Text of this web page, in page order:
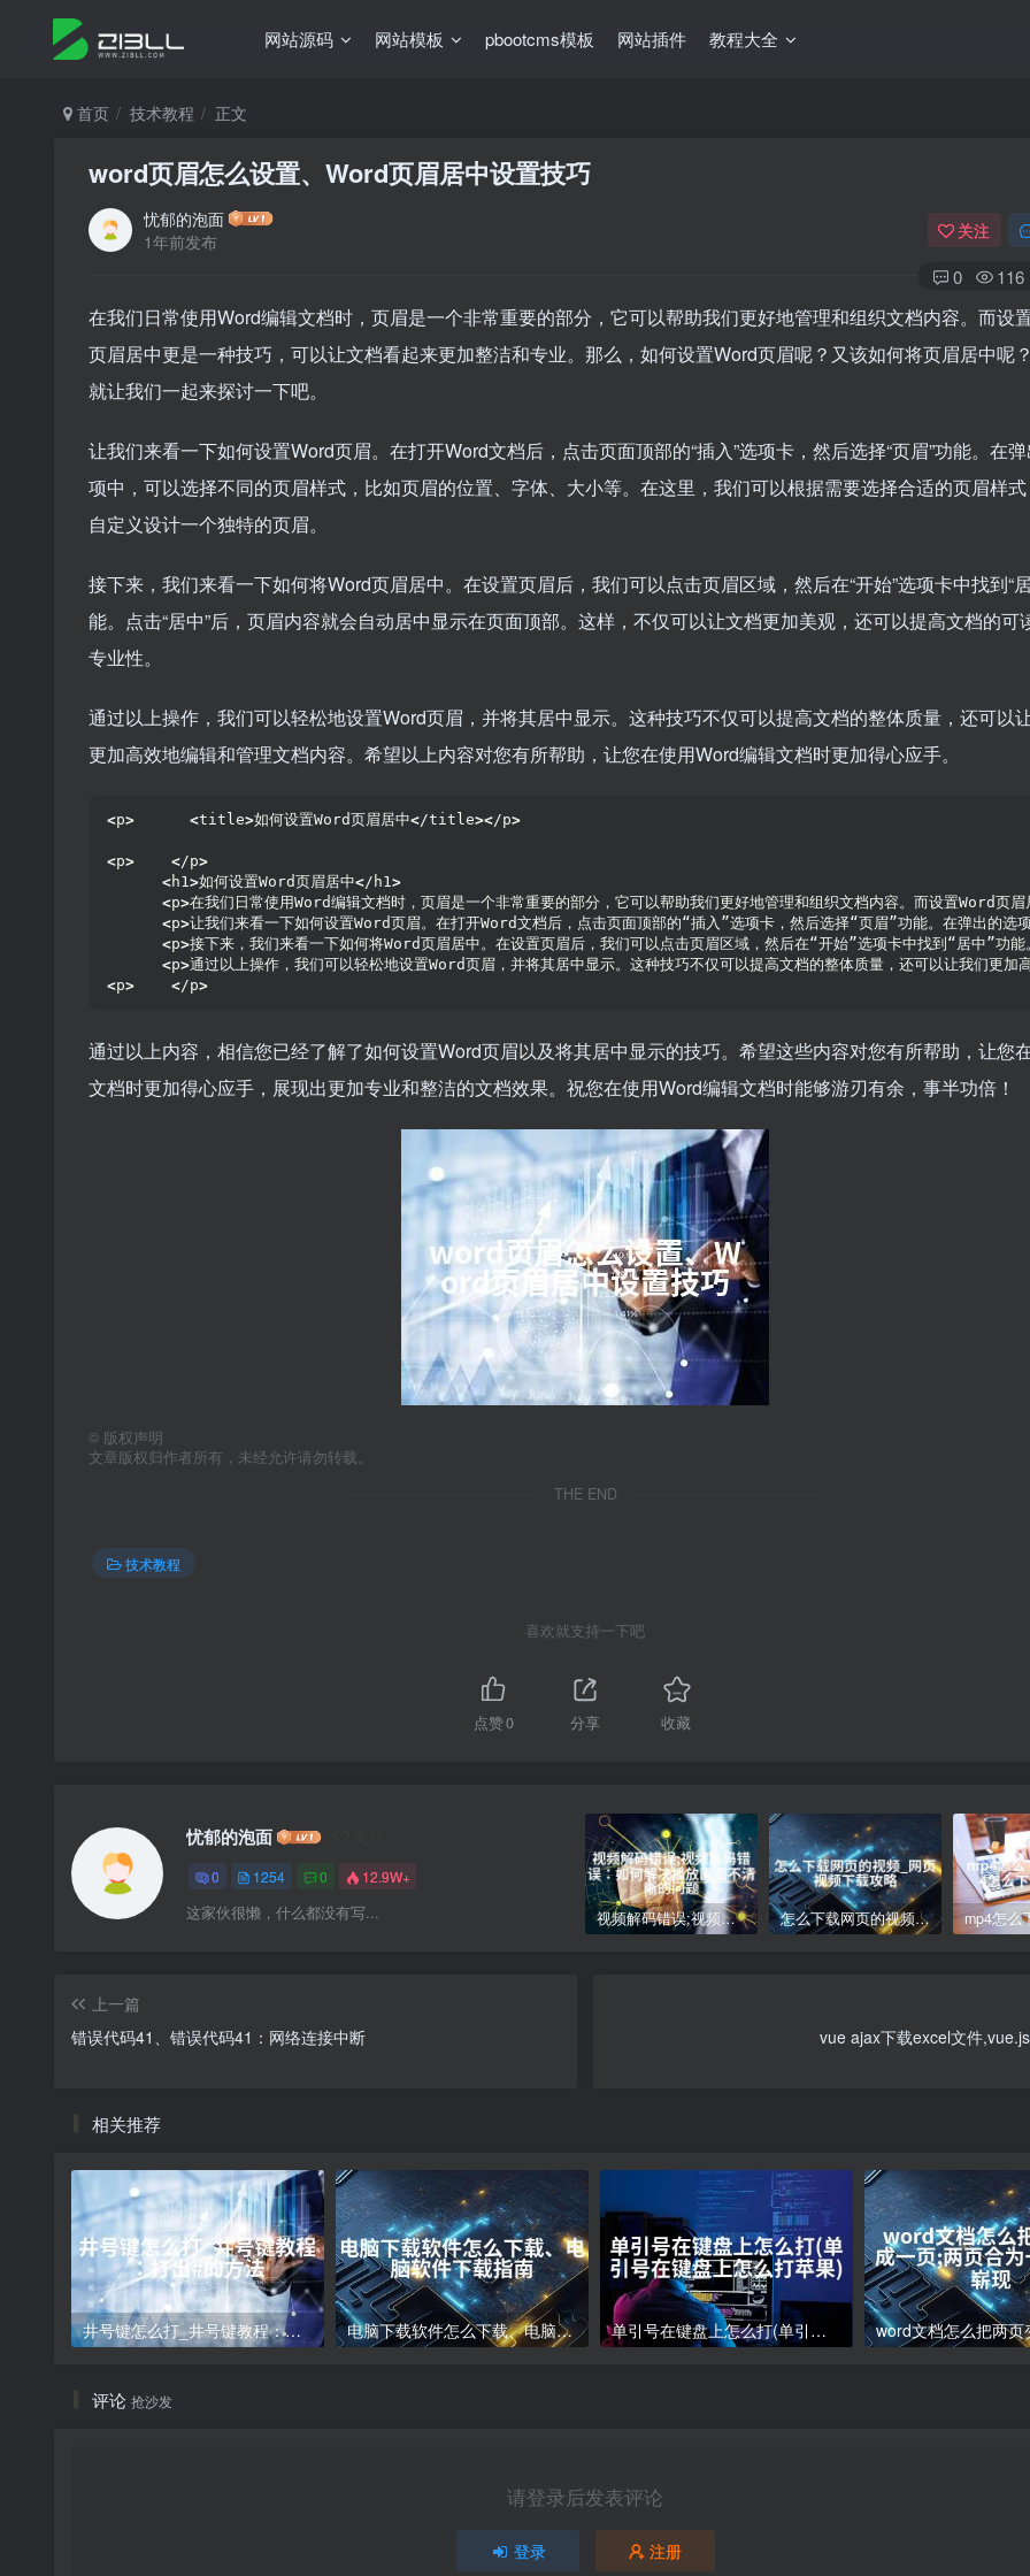
网站源码 网站模板 pbootcms模板 网站插件 教程大全
首页 技术教程 正文
word页眉怎么设置、Word页眉居中设置技巧
忧郁的泡面
1年前发布
关注
0 116
在我们日常使用Word编辑文档时，页眉是一个非常重要的部分，它可以帮助我们更好地管理和组织文档内容。而设
页眉居中更是一种技巧，可以让文档看起来更加整洁和专业。那么，如何设置Word页眉呢？又该如何将页眉居中呢
就让我们一起来探讨一下吧。
让我们来看一下如何设置Word页眉。在打开Word文档后，点击页面顶部的“插入”选项卡，然后选择“页眉”功能。在
项中，可以选择不同的页眉样式，比如页眉的位置、字体、大小等。在这里，我们可以根据需要选择合适的页眉样
自定义设计一个独特的页眉。
接下来，我们来看一下如何将Word页眉居中。在设置页眉后，我们可以点击页眉区域，然后在“开始”选项卡中找到“
能。点击“居中”后，页眉内容就会自动居中显示在页面顶部。这样，不仅可以让文档更加美观，还可以提高文档的可
专业性。
通过以上操作，我们可以轻松地设置Word页眉，并将其居中显示。这种技巧不仅可以提高文档的整体质量，还可以
更加高效地编辑和管理文档内容。希望以上内容对您有所帮助，让您在使用Word编辑文档时更加得心应手。
<p> <title>如何设置Word页眉居中</title></p>
<p> </p>
<h1>如何设置Word页眉居中</h1>
<p>在我们日常使用Word编辑文档时，页眉是一个非常重要的部分，它可以帮助我们更好地管理和组织文档内容。而设置Word页
<p>让我们来看一下如何设置Word页眉。在打开Word文档后，点击页面顶部的“插入”选项卡，然后选择“页眉”功能。在弹出的
<p>接下来，我们来看一下如何将Word页眉居中。在设置页眉后，我们可以点击页眉区域，然后在“开始”选项卡中找到“居中”
<p>通过以上操作，我们可以轻松地设置Word页眉，并将其居中显示。这种技巧不仅可以提高文档的整体质量，还可以让我们更
<p> </p>
通过以上内容，相信您已经了解了如何设置Word页眉以及将其居中显示的技巧。希望这些内容对您有所帮助，让您
文档时更加得心应手，展现出更加专业和整洁的文档效果。祝您在使用Word编辑文档时能够游刃有余，事半功倍！
© 版权声明
文章版权归作者所有，未经允许请勿转载。
THE END
技术教程
喜欢就支持一下吧
点赞0 分享 收藏
忧郁的泡面
0 1254 0 12.9W+
这家伙很懒，什么都没有写... 视频解码错误;视频解码错误：如何解决播放画面不清晰的问题 怎么下载网页的视频_网页视频下载攻略
上一篇
错误代码41、错误代码41：网络连接中断
vue ajax下载excel文件
相关推荐
井号键怎么打_井号键教程：打出#的方法 电脑下载软件怎么下载、电脑软件下载指南 单引号在键盘上怎么打(单引号在键盘上怎么打苹果)
评论 抢沙发
请登录后发表评论
登录 注册